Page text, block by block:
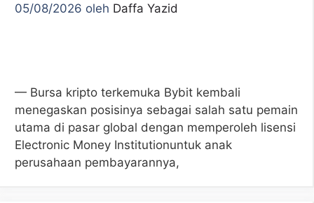
05/08/2026 oleh Daffa Yazid
— Bursa kripto terkemuka Bybit kembali
menegaskan posisinya sebagai salah satu pemain
utama di pasar global dengan memperoleh lisensi
Electronic Money Institutionuntuk anak
perusahaan pembayarannya,